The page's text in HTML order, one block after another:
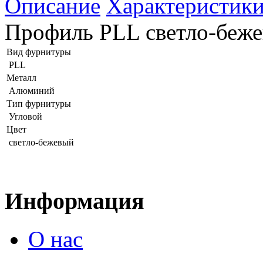
Описание
Профиль PLL светло-
Вид фурнитуры
PLL
Металл
Алюминий
Тип фурнитуры
Угловой
Цвет
светло-бежевый
Информация
О нас